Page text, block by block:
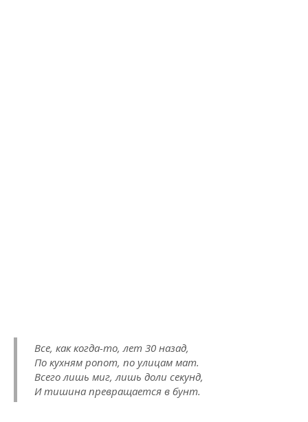
Все, как когда-то, лет 30 назад,
По кухням ропот, по улицам мат.
Всего лишь миг, лишь доли секунд,
И тишина превращается в бунт.